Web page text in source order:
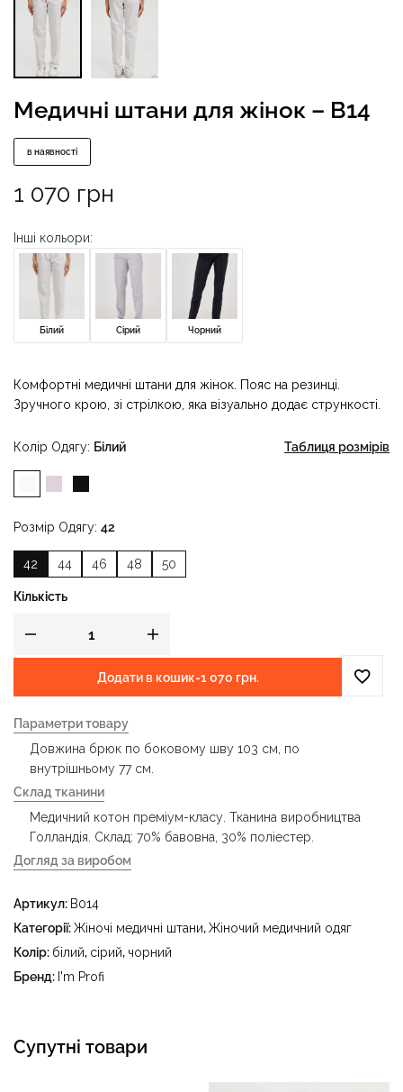
Медичні штани для жінок – B14
в наявності
1 070 грн
Інші кольори:
Білий Сірий Чорний
Комфортні медичні штани для жінок. Пояс на резинці.
Зручного крою, зі стрілкою, яка візуально додає стрункості.
Колір Одягу Білий
Розмір Одягу 42
42 44 46 48 50
Таблиця розмірів
Кількість
Додати в кошик-1 070 грн.
Параметри товару
Довжина брюк по боковому шву 103 см, по
внутрішньому 77 см.
Склад тканини
Медичний котон преміум-класу. Тканина виробництва
Голландія. Склад: 70% бавовна, 30% поліестер.
Догляд за виробом
прасувати за температури праски до 150 °C - не
відбілювати - суха чистка з використанням
тетрахлоретилену (перхлоретилену) та вуглеводів
температури до 40 °C
Артикул: B014
Категорії:Жіночі медичні штани,Жіночий медичний одяг
Колір: білий, сірий, чорний
Бренд: I'm Profi
Супутні товари